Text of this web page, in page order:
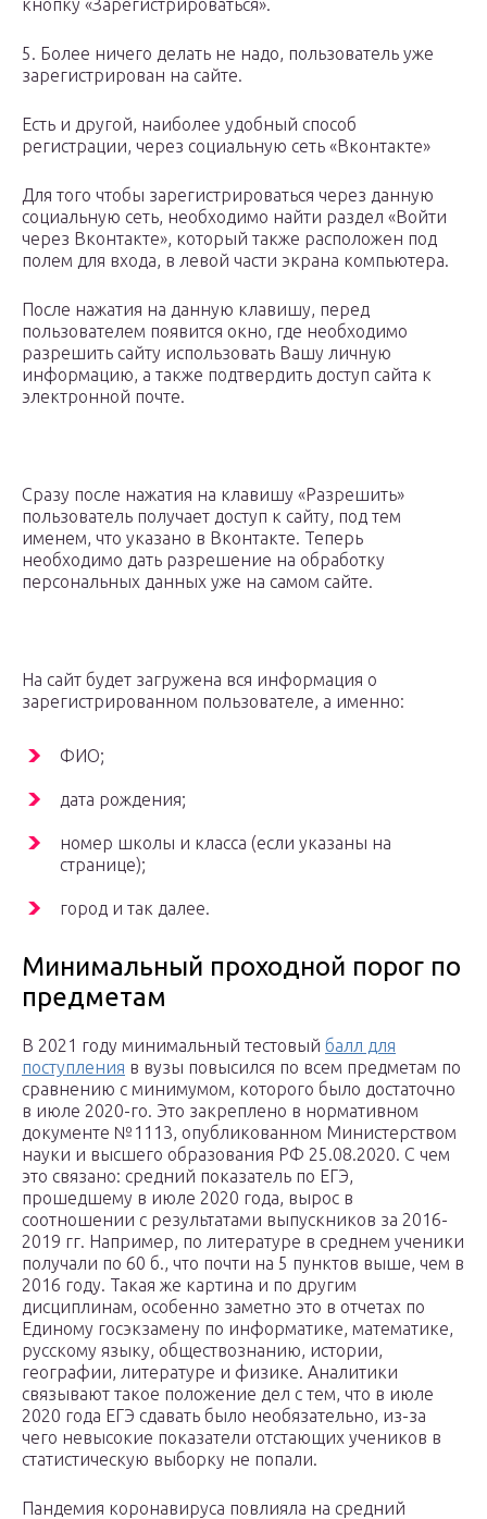
кнопку «Зарегистрироваться».
5. Более ничего делать не надо, пользователь уже
зарегистрирован на сайте.
Есть и другой, наиболее удобный способ
регистрации, через социальную сеть «Вконтакте»
Для того чтобы зарегистрироваться через данную
социальную сеть, необходимо найти раздел «Войти
через Вконтакте», который также расположен под
полем для входа, в левой части экрана компьютера.
После нажатия на данную клавишу, перед
пользователем появится окно, где необходимо
разрешить сайту использовать Вашу личную
информацию, а также подтвердить доступ сайта к
электронной почте.
Сразу после нажатия на клавишу «Разрешить»
пользователь получает доступ к сайту, под тем
именем, что указано в Вконтакте. Теперь
необходимо дать разрешение на обработку
персональных данных уже на самом сайте.
На сайт будет загружена вся информация о
зарегистрированном пользователе, а именно:
ФИО;
дата рождения;
номер школы и класса (если указаны на
странице);
город и так далее.
Минимальный проходной порог по
предметам
В 2021 году минимальный тестовый балл для
поступления в вузы повысился по всем предметам по
сравнению с минимумом, которого было достаточно
в июле 2020-го. Это закреплено в нормативном
документе №1113, опубликованном Министерством
науки и высшего образования РФ 25.08.2020. С чем
это связано: средний показатель по ЕГЭ,
прошедшему в июле 2020 года, вырос в
соотношении с результатами выпускников за 2016-
2019 гг. Например, по литературе в среднем ученики
получали по 60 б., что почти на 5 пунктов выше, чем в
2016 году. Такая же картина и по другим
дисциплинам, особенно заметно это в отчетах по
Единому госэкзамену по информатике, математике,
русскому языку, обществознанию, истории,
географии, литературе и физике. Аналитики
связывают такое положение дел с тем, что в июле
2020 года ЕГЭ сдавать было необязательно, из-за
чего невысокие показатели отстающих учеников в
статистическую выборку не попали.
Пандемия коронавируса повлияла на средний